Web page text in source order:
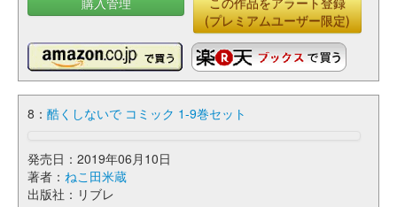
(プレミアムユーザー限定)
8： 酷くしないで コミック 1-9巻セット
発売日：2019年06月10日
著者： ねこ田米蔵
出版社：リブレ